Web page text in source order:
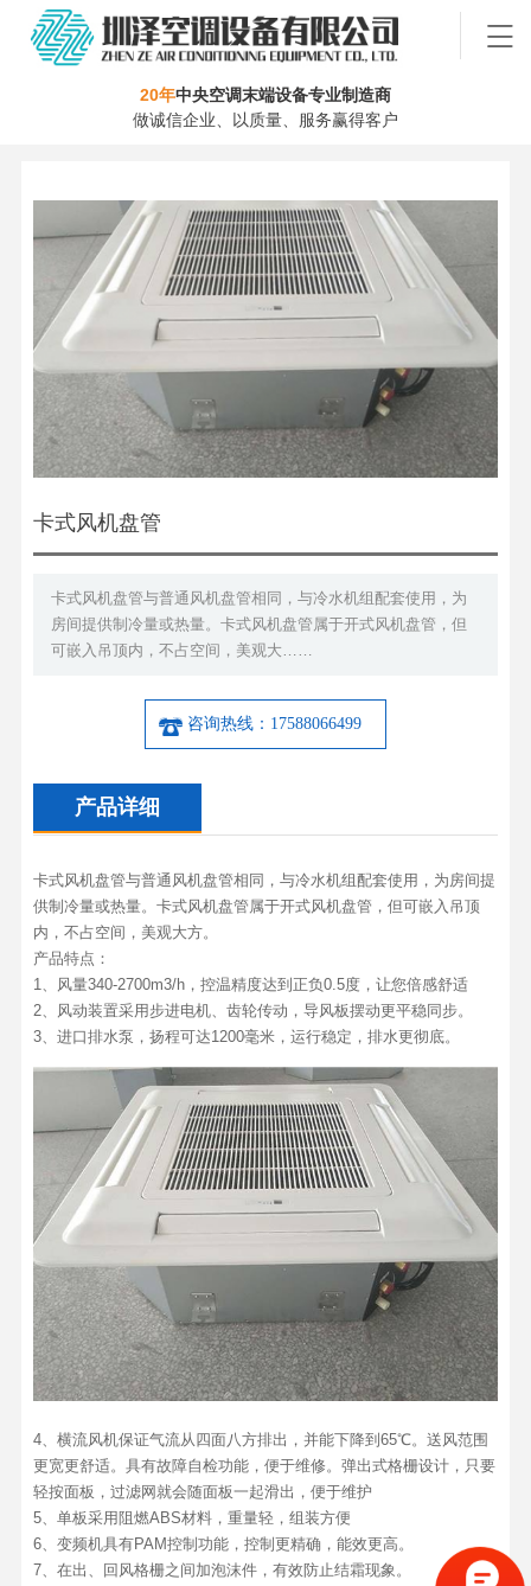
20年中央空调末端设备专业制造商
做诚信企业、以质量、服务赢得客户
卡式风机盘管
卡式风机盘管与普通风机盘管相同，与冷水机组配套使用，为
房间提供制冷量或热量。卡式风机盘管属于开式风机盘管，但
可嵌入吊顶内，不占空间，美观大……
咨询热线：17588066499
产品详细
卡式风机盘管与普通风机盘管相同，与冷水机组配套使用，为房间提
供制冷量或热量。卡式风机盘管属于开式风机盘管，但可嵌入吊顶
内，不占空间，美观大方。
产品特点：
1、风量340-2700m3/h，控温精度达到正负0.5度，让您倍感舒适
2、风动装置采用步进电机、齿轮传动，导风板摆动更平稳同步。
3、进口排水泵，扬程可达1200毫米，运行稳定，排水更彻底。
4、横流风机保证气流从四面八方排出，并能下降到65℃。送风范围
更宽更舒适。具有故障自检功能，便于维修。弹出式格栅设计，只要
轻按面板，过滤网就会随面板一起滑出，便于维护
5、单板采用阻燃ABS材料，重量轻，组装方便
6、变频机具有PAM控制功能，控制更精确，能效更高。
7、在出、回风格栅之间加泡沫件，有效防止结霜现象。